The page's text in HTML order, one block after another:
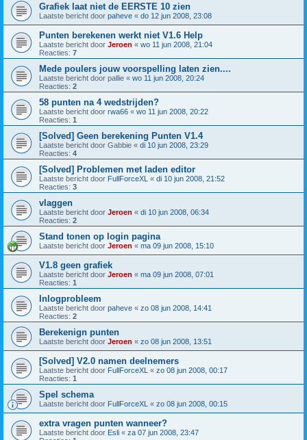
Grafiek laat niet de EERSTE 10 zien
Laatste bericht door paheve « do 12 jun 2008, 23:08
Punten berekenen werkt niet V1.6 Help
Laatste bericht door Jeroen « wo 11 jun 2008, 21:04
Reacties: 7
Mede poulers jouw voorspelling laten zien....
Laatste bericht door pallie « wo 11 jun 2008, 20:24
Reacties: 2
58 punten na 4 wedstrijden?
Laatste bericht door rwa66 « wo 11 jun 2008, 20:22
Reacties: 1
[Solved] Geen berekening Punten V1.4
Laatste bericht door Gabbie « di 10 jun 2008, 23:29
Reacties: 4
[Solved] Problemen met laden editor
Laatste bericht door FullForceXL « di 10 jun 2008, 21:52
Reacties: 3
vlaggen
Laatste bericht door Jeroen « di 10 jun 2008, 06:34
Reacties: 2
Stand tonen op login pagina
Laatste bericht door Jeroen « ma 09 jun 2008, 15:10
V1.8 geen grafiek
Laatste bericht door Jeroen « ma 09 jun 2008, 07:01
Reacties: 1
Inlogprobleem
Laatste bericht door paheve « zo 08 jun 2008, 14:41
Reacties: 2
Berekenign punten
Laatste bericht door Jeroen « zo 08 jun 2008, 13:51
[Solved] V2.0 namen deelnemers
Laatste bericht door FullForceXL « zo 08 jun 2008, 00:17
Reacties: 1
Spel schema
Laatste bericht door FullForceXL « zo 08 jun 2008, 00:15
extra vragen punten wanneer?
Laatste bericht door Esli « za 07 jun 2008, 23:47